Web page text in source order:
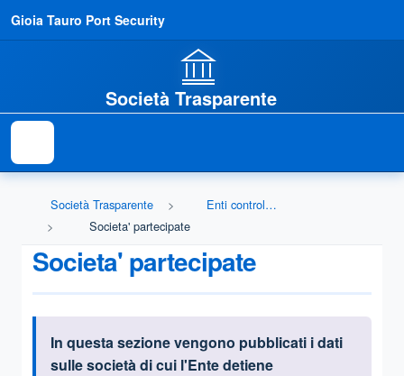
Gioia Tauro Port Security
Società Trasparente
Società Trasparente
Enti controllati
Societa' partecipate
Societa' partecipate
Informazioni introduttive
In questa sezione vengono pubblicati i dati
sulle societàdi cui l'Ente detiene